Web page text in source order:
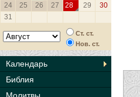
24
25 26 27 28 29
30
31
Ст. ст.
Нов. ст.
Календарь
Библия